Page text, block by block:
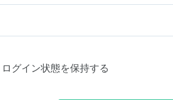
ログイン状態を保持する